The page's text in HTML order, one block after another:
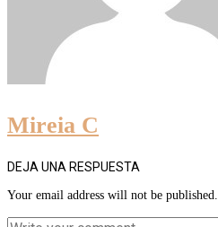
Mireia C
DEJA UNA RESPUESTA
Your email address will not be published.